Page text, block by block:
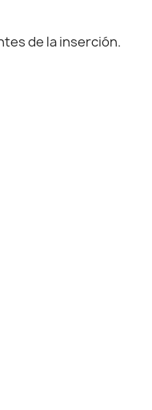
de la inserción.